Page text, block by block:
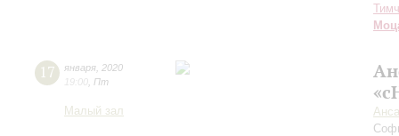
17 января 2020
19:00 Пт
Малый зал